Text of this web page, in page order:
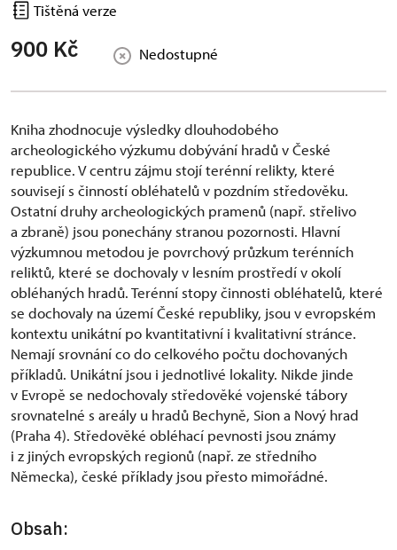
Tištěná verze
900 Kč Nedostupné
Kniha zhodnocuje výsledky dlouhodobého
archeologického výzkumu dobývání hradů v České
republice. V centru zájmu stojí terénní relikty, které
souvisejí s činností obléhatelů v pozdním středověku.
Ostatní druhy archeologických pramenů (např. střelivo
a zbraně) jsou ponechány stranou pozornosti. Hlavní
výzkumnou metodou je povrchový průzkum terénních
reliktů, které se dochovaly v lesním prostředí v okolí
obléhaných hradů. Terénní stopy činnosti obléhatelů, které
se dochovaly na území České republiky, jsou v evropském
kontextu unikátní po kvantitativní i kvalitativní stránce.
Nemají srovnání co do celkového počtu dochovaných
příkladů. Unikátní jsou i jednotlivé lokality. Nikde jinde
v Evropě se nedochovaly středověké vojenské tábory
srovnatelné s areály u hradů Bechyně, Sion a Nový hrad
(Praha 4). Středověké obléhací pevnosti jsou známy
i z jiných evropských regionů (např. ze středního
Německa), české příklady jsou přesto mimořádné.
Obsah: